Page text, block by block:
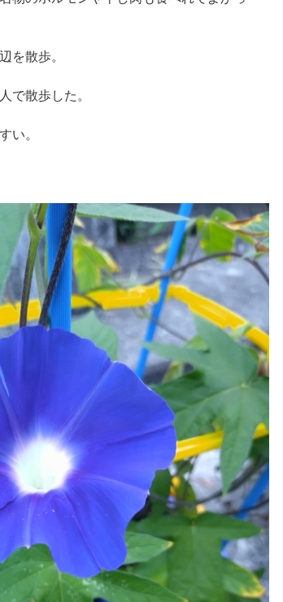
を散歩。
で散歩した。
い。